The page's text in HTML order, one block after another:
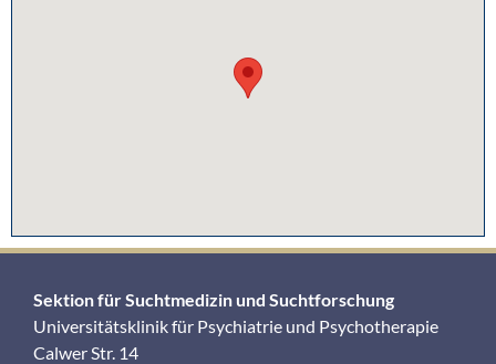
Sektion für Suchtmedizin und Suchtforschung
Universitätsklinik für Psychiatrie und Psychotherapie
Calwer Str. 14